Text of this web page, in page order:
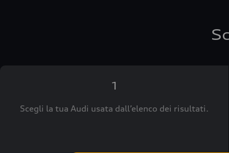
1
Scegli la tua Audi usata dall’elenco dei risultati.